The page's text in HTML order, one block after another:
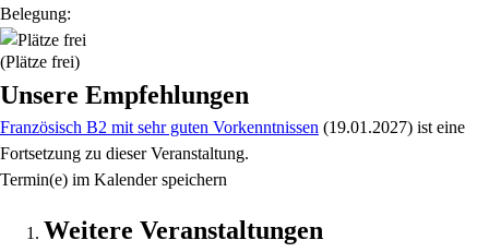
Belegung:
(Plätze frei)
Unsere Empfehlungen
Französisch B2 mit sehr guten Vorkenntnissen (19.01.2027) ist eine
Fortsetzung zu dieser Veranstaltung.
Termin(e) im Kalender speichern
Weitere Veranstaltungen